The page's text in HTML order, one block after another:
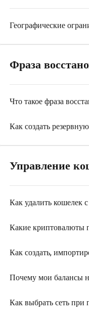
Географические
Фраза
Что такое фраза
Как создать
Управление
Как удалить кошелек
Какие криптовалюты
Как создать,
Почему мои балансы
Как выбрать сеть